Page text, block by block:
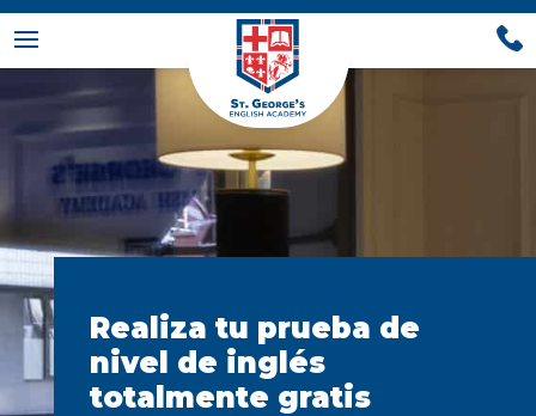
Realiza tu prueba de
nivel de inglés
totalmente gratis